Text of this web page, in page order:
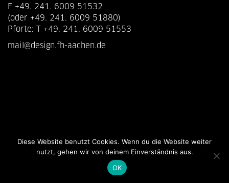
F +49. 241. 6009 51532
(oder +49. 241. 6009 51880)
Pforte: T +49. 241. 6009 51553
mail@design.fh-aachen.de
Diese Website benutzt Cookies. Wenn du die Website weiter
nutzt, gehen wir von deinem Einverständnis aus.
OK